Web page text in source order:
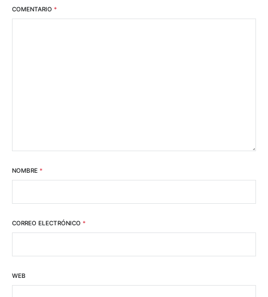
COMENTARIO *
NOMBRE *
CORREO ELECTRÓNICO *
WEB